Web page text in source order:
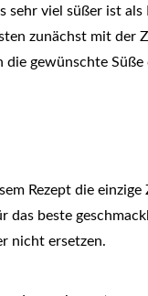
sehr viel süßer ist
zunächst mit der
die gewünschte
Rezept die
das beste
nicht ersetzen.